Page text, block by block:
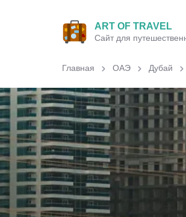
ART OF TRAVEL
Сайт для
Главная ОАЭ Дубай